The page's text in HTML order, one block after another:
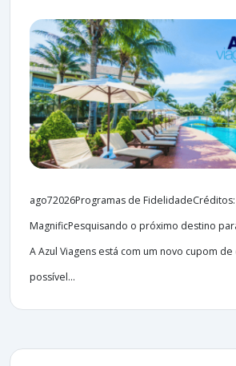
ago72026Programas de FidelidadeCréditos:
MagnificPesquisando o próximo destino
A Azul Viagens está com um novo cupom
possível...